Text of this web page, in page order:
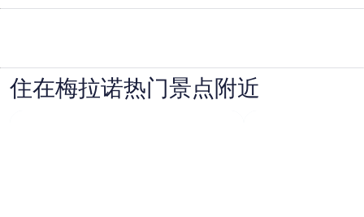
住在梅拉诺热门景点附近